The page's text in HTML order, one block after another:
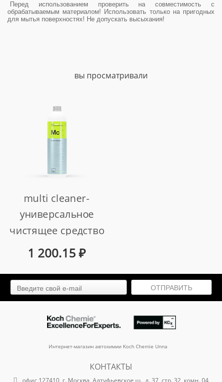
Перед использованием проверить на совместимость с
обрабатываемым материалом! Использовать только на пригодных
для мытья поверхностях! Не допускать высыхания!
вы просматривали
multi cleaner-
универсальное
чистящее средство
для всех внутренних
поверхностей лодок
и катеров (1 л)
1 200.15₽
ОТПРАВИТЬ
Интернет-магазин автохимии Koch Chemie Unna
КОНТАКТЫ